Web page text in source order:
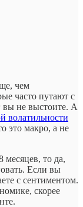
чем
часто путают с
вы не выстоите. А
волатильности
это макро, а не
месяцев, то да,
Если вы
с сентиментом.
скорее